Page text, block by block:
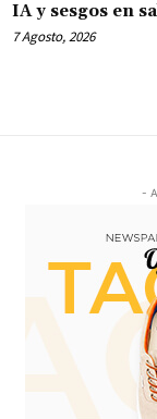
IA y sesgos en
7 Agosto, 2026
-